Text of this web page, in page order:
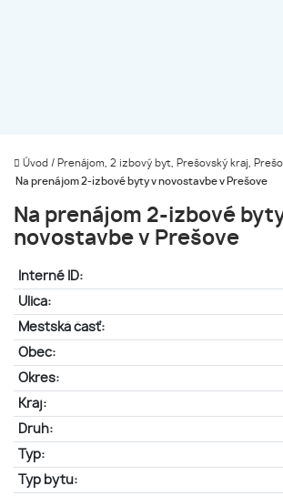
Úvod / Prenájom, 2 izbový byt, Prešovský kraj,
Na prenájom 2-izbové byty v novostavbe v Prešove
Na prenájom 2-izbové
novostavbe v Prešove
Interné ID:
Ulica:
Mestská časť:
Obec:
Okres:
Kraj:
Druh:
Typ:
Typ bytu: